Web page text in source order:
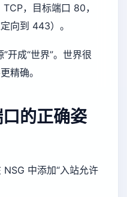
TCP，目标端口 80，
向到 443）。
开成“世界”。世界很
精确。
的正确姿
中添加“入站允许